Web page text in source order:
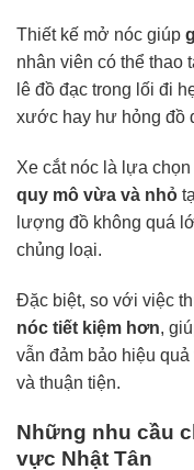
Thiết kế mở nóc giúp
nhân viên có thể thao
lê đồ đạc trong lối đi
xước hay hư hỏng đồ
Xe cắt nóc là lựa
quy mô vừa và nhỏ
lượng đồ không quá
chủng loại.
Đặc biệt, so với việc
nóc tiết kiệm hơn,
vẫn đảm bảo hiệu
và thuận tiện.
Những nhu cầu
vực Nhật Tân